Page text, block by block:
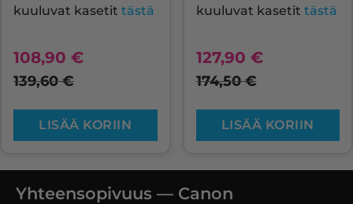
kuuluvat kasetit tästä
108,90 €
139,60€
LISÄÄ KORIIN
kuuluvat kasetit tästä
127,90 €
174,50€
LISÄÄ KORIIN
Yhteensopivuus — Canon